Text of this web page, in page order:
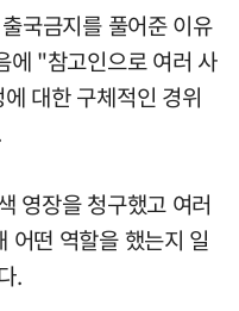
국금지를 풀어준 이유
에 "참고인으로 여러 사
대한 구체적인 경위
영장을 청구했고 여러
어떤 역할을 했는지 일
.